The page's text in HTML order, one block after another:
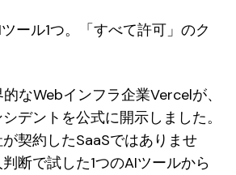
ール1つ。「すべて許可」のク
なWebインフラ企業Vercelが、
デントを公式に開示しました。
契約したSaaSではありませ
断で試した1つのAIツールから